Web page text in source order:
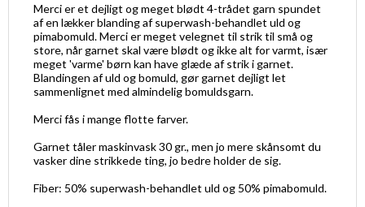
Merci er et dejligt og meget blødt 4-trådet garn spundet
af en lækker blanding af superwash-behandlet uld og
pimabomuld. Merci er meget velegnet til strik til små og
store, når garnet skal være blødt og ikke alt for varmt, især
meget 'varme' børn kan have glæde af strik i garnet.
Blandingen af uld og bomuld, gør garnet dejligt let
sammenlignet med almindelig bomuldsgarn.
Merci fås i mange flotte farver.
Garnet tåler maskinvask 30 gr., men jo mere skånsomt du
vasker dine strikkede ting, jo bedre holder de sig.
Fiber: 50% superwash-behandlet uld og 50% pimabomuld.